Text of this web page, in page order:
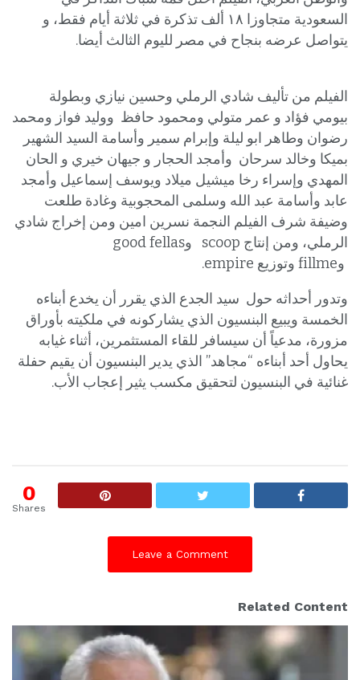
السعودية متجاوزا ١٨ ألف تذكرة في ثلاثة أيام فقط، و
يتواصل عرضه بنجاح في مصر لليوم الثالث أيضا.
الفيلم من تأليف شادي الرملي وحسين نيازي وبطولة
بيومي فؤاد و عمر متولي ومحمود حافظ ووليد فواز ومحمد
رضوان وطاهر ابو ليلة وإبرام سمير وأسامة السيد الشهير
بميكا وخالد سرحان وأمجد الحجار و جيهان خيري و الحان
المهدي وإسراء رخا ميشيل ميلاد ويوسف إسماعيل وأمجد
عابد وأسامة عبد الله وسلمى المحجوبية وغادة طلعت
وضيفة شرف الفيلم النجمة نسرين امين ومن إخراج شادي
الرملي، ومن إنتاج scoop وgood fellas
وfillme وتوزيع empire.
وتدور أحداثه حول سيد الجدع الذي يقرر أن يخدع أبناءه
الخمسة ويبيع البنسيون الذي يشاركونه في ملكيته بأوراق
مزورة، مدعياً أن سيسافر للقاء المستثمرين، أثناء غيابه
يحاول أحد أبناءه “مجاهد” الذي يدير البنسيون أن يقيم حفلة
غنائية في البنسيون لتحقيق مكسب يثير إعجاب الأب.
0
Shares
Leave a Comment
Related Content